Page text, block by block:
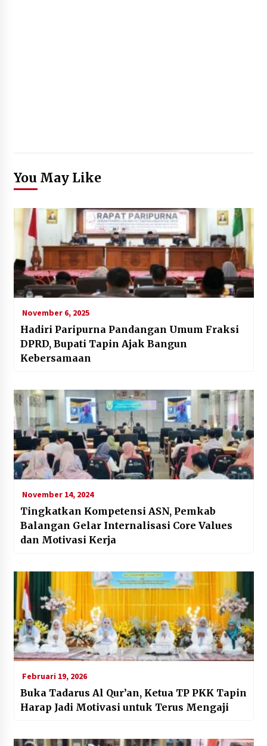
You May Like
November 6, 2025
Hadiri Paripurna Pandangan Umum Fraksi
DPRD, Bupati Tapin Ajak Bangun
Kebersamaan
November 14, 2024
Tingkatkan Kompetensi ASN, Pemkab
Balangan Gelar Internalisasi Core Values
dan Motivasi Kerja
Februari 19, 2026
Buka Tadarus Al Qur’an, Ketua TP PKK Tapin
Harap Jadi Motivasi untuk Terus Mengaji